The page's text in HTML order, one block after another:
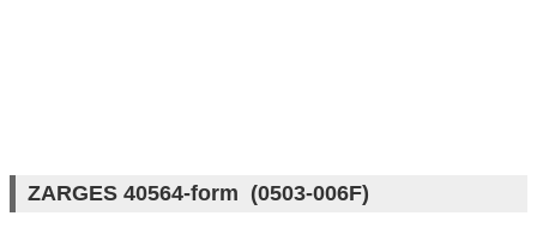
ZARGES 40564-form (0503-006F)